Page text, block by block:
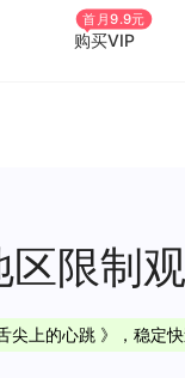
购买VIP
首月9.9元
限制
尖上的心跳 》，稳定